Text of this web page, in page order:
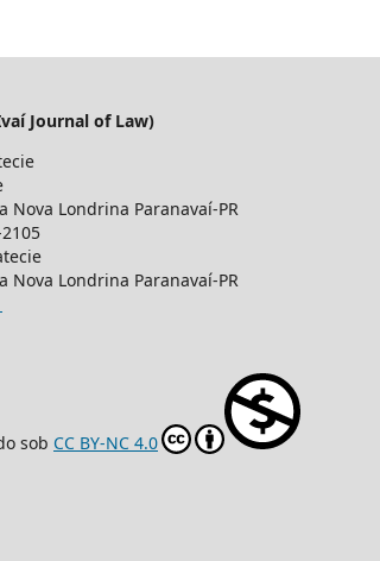
Journal of Law)
Nova Londrina Paranavaí-PR
Nova Londrina Paranavaí-PR
sob CC BY-NC 4.0